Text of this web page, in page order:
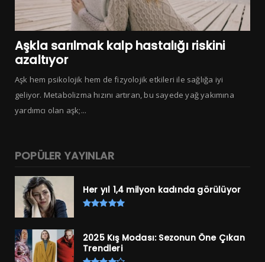
Aşkla sarılmak kalp hastalığı riskini
azaltıyor
Aşk hem psikolojik hem de fizyolojik etkileri ile sağlığa iyi
geliyor. Metabolizma hızını artıran, bu sayede yağ yakımına
yardımcı olan aşk;...
POPÜLER YAYINLAR
Her yıl 1,4 milyon kadında görülüyor
2025 Kış Modası: Sezonun Öne Çıkan
Trendleri